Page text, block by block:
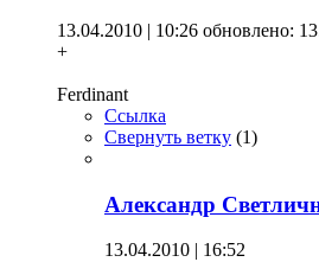
13.04.2010 | 10:26 обновлено:
+
Ferdinant
Ссылка
Свернуть ветку (1)
Александр
13.04.2010 | 16:52